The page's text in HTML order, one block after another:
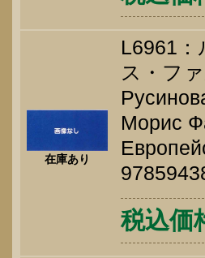
在庫あり
L6961
ス・フ
Морис
税込価